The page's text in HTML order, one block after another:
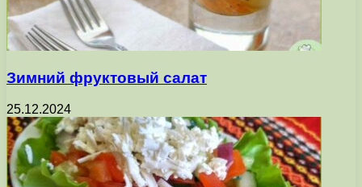
Зимний фруктовый салат
25.12.2024